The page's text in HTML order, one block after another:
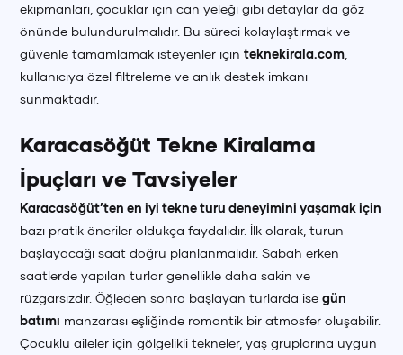
ekipmanları, çocuklar için can yeleği gibi detaylar da göz
önünde bulundurulmalıdır. Bu süreci kolaylaştırmak ve
güvenle tamamlamak isteyenler içinteknekirala.com
kullanıcıya özel filtreleme ve anlık destek imkanı
sunmaktadır.
Karacasöğüt Tekne Kiralama
İpuçları ve Tavsiyeler
Karacasöğüt’ten en iyi tekne turu deneyimini yaşamak için
bazı pratik öneriler oldukça faydalıdır. İlk olarak, turun
başlayacağı saat doğru planlanmalıdır. Sabah erken
saatlerde yapılan turlar genellikle daha sakin ve
rüzgarsızdır. Öğleden sonra başlayan turlarda isegün
batımı manzarası eşliğinde romantik bir atmosfer oluşabilir.
Çocuklu aileler için gölgelikli tekneler, yaş gruplarına uygun